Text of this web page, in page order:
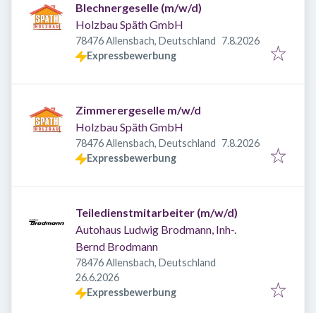
Blechnergeselle (m/w/d)
Holzbau Späth GmbH
78476 Allensbach, Deutschland Veröffentlicht
7.8.2026
Expressbewerbung
Zimmerergeselle m/w/d
Holzbau Späth GmbH
78476 Allensbach, Deutschland Veröffentlicht
7.8.2026
Expressbewerbung
Teiledienstmitarbeiter (m/w/d)
Autohaus Ludwig Brodmann, Inh-.
Bernd Brodmann
78476 Allensbach, Deutschland
Veröffentlicht
26.6.2026
Expressbewerbung